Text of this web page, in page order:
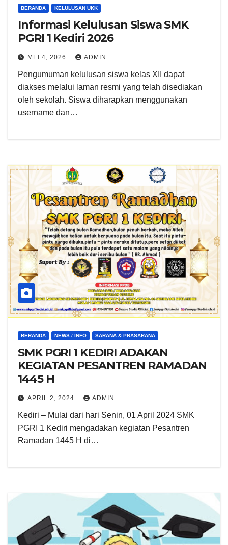
BERANDA KELULUSAN UKK
Informasi Kelulusan Siswa SMK
PGRI 1 Kediri 2026
MEI 4, 2026 ADMIN
Pengumuman kelulusan siswa kelas XII dapat
diakses melalui laman resmi yang telah disediakan
oleh sekolah. Siswa diharapkan menggunakan
username dan…
BERANDA NEWS / INFO SARANA & PRASARANA
SMK PGRI 1 KEDIRI ADAKAN
KEGIATAN PESANTREN RAMADAN
1445 H
APRIL 2, 2024 ADMIN
Kediri – Mulai dari hari Senin, 01 April 2024 SMK
PGRI 1 Kediri mengadakan kegiatan Pesantren
Ramadan 1445 H di…